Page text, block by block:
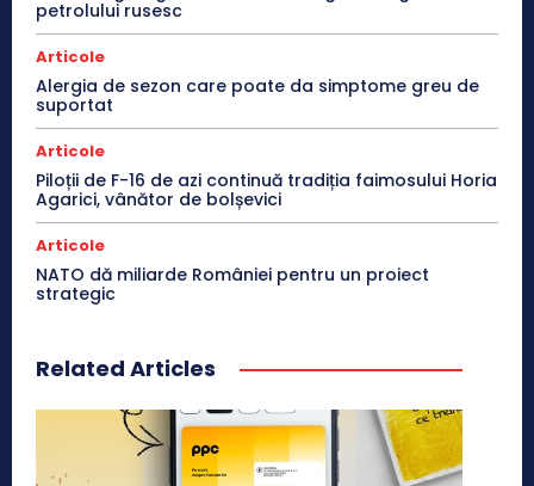
petrolului rusesc
Articole
Alergia de sezon care poate da simptome greu de
suportat
Articole
Piloții de F-16 de azi continuă tradiția faimosului Horia
Agarici, vânător de bolșevici
Articole
NATO dă miliarde României pentru un proiect
strategic
Related Articles